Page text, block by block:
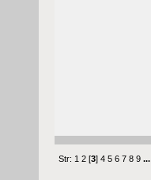
Str: 1 2 [3]4 5 6 7 8 9 ...